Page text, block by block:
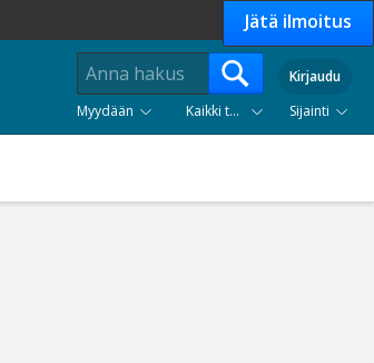
Jätä ilmoitus
Kirjaudu
Myydään
Kaikki tuoteryhmät Sijainti